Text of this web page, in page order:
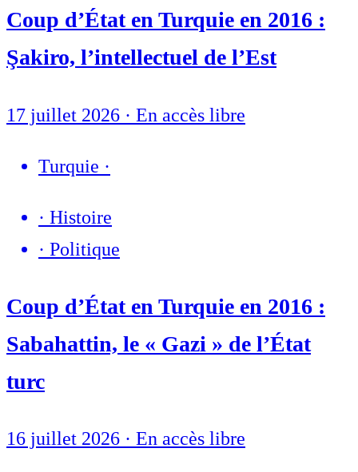
Coup d’État en Turquie en 2016 :
Şakiro, l’intellectuel de l’Est
17 juillet 2026 · En accès libre
Turquie ·
· Histoire
· Politique
Coup d’État en Turquie en 2016 :
Sabahattin, le « Gazi » de l’État
turc
16 juillet 2026 · En accès libre